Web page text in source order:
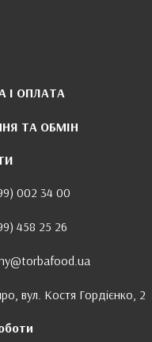
І ОПЛАТА
ТА ОБМІН
002 34 00
458 25 26
вул. Костя Гордієнко, 2